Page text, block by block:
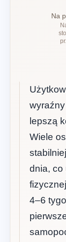
Na
lepszą
Wiele
dnia, co
4–6